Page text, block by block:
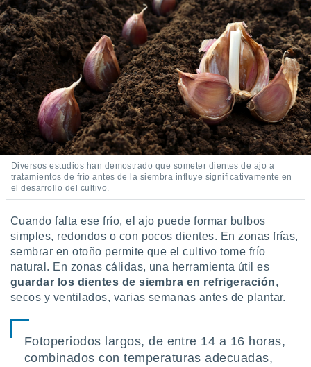
utilizar
crear un
uso de
la
contenido
medir el
de la
el
del
o a través
de
de
de
uso de
con el
e
Diversos estudios han demostrado que someter dientes de ajo a
tratamientos de frío antes de la siembra influye significativamente en
el desarrollo del cultivo.
Cuando falta ese frío, el ajo puede formar bulbos
simples, redondos o con pocos dientes. En zonas frías,
sembrar en otoño permite que el cultivo tome frío
natural. En zonas cálidas, una herramienta útil es
guardar los dientes de siembra en refrigeración,
secos y ventilados, varias semanas antes de plantar.
Fotoperiodos largos, de entre 14 a 16 horas,
combinados con temperaturas adecuadas,